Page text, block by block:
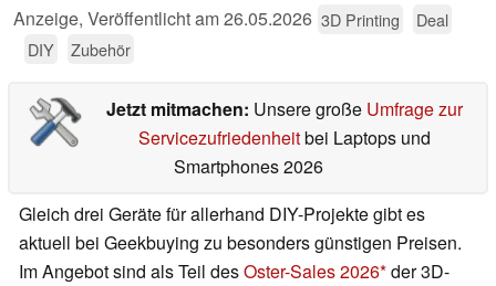
Anzeige, Veröffentlicht am26.05.2026 3D Printing
Deal
DIY
Zubehör
Jetzt mitmachen: Unsere große Umfrage zur
Servicezufriedenheitbei Laptops und
Smartphones 2026
Gleich drei Geräte für allerhand DIY-Projekte gibt es
aktuell bei Geekbuying zu besonders günstigen Preisen.
Im Angebot sind als Teil desOster-Sales 2026 der 3D-